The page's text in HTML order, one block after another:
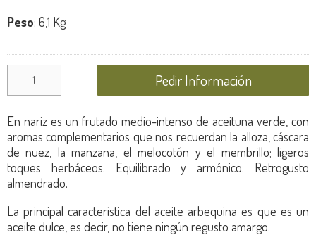
Peso: 6,1 Kg
Pedir Información
En nariz es un frutado medio-intenso de aceituna verde, con
aromas complementarios que nos recuerdan la alloza, cáscara
de nuez, la manzana, el melocotón y el membrillo; ligeros
toques herbáceos. Equilibrado y armónico. Retrogusto
almendrado.
La principal característica del aceite arbequina es que es un
aceite dulce, es decir, no tiene ningún regusto amargo.